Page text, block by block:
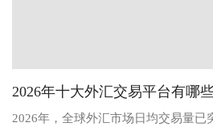
2026年十大外汇交易平台有哪
2026年，全球外汇市场日均交易量已